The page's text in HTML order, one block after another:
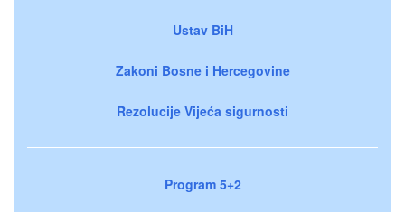
Ustav BiH
Zakoni Bosne i Hercegovine
Rezolucije Vijeća sigurnosti
Program 5+2